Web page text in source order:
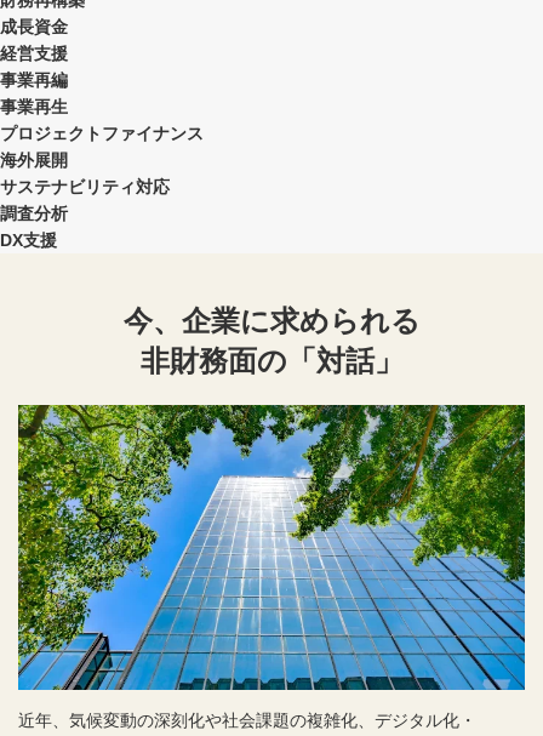
成長資金
経営支援
事業再編
事業再生
プロジェクトファイナンス
海外展開
サステナビリティ対応
調査分析
DX支援
今、企業に求められる
非財務面の「対話」
近年、気候変動の深刻化や社会課題の複雑化、デジタル化・